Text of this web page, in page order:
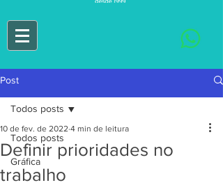
Post
Todos posts
Gráfica
Todos posts
Definir prioridades no
trabalho
10 de fev. de 2022 4 min de leitura